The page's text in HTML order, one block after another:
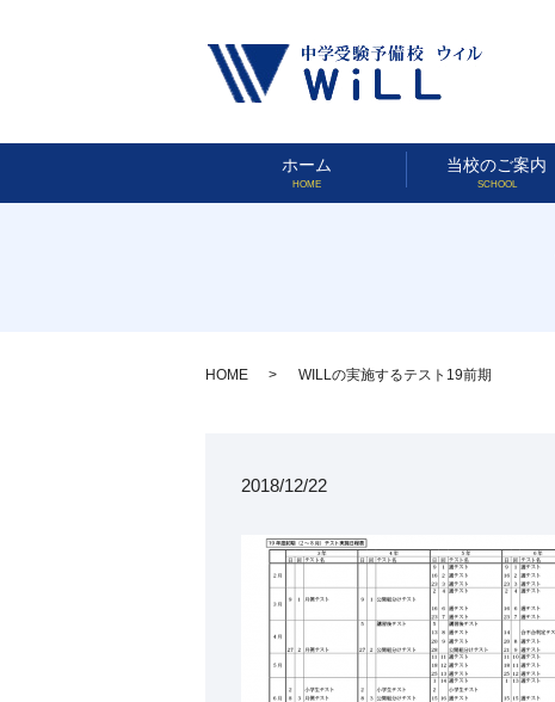
ホーム
HOME
当校のご案内
SCHOOL
HOME WILLの実施するテスト19前期
2018/12/22